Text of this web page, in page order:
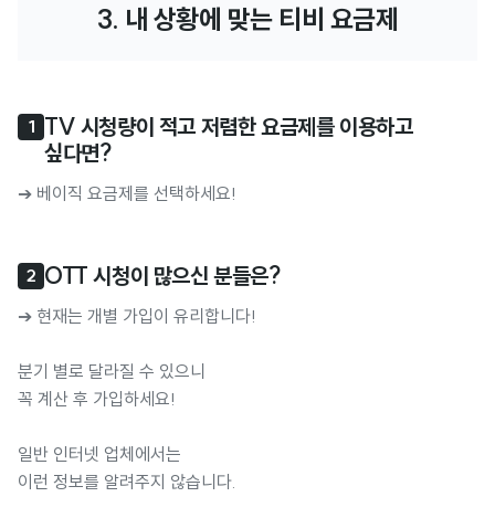
3. 내 상황에 맞는 티비 요금제
1 TV 시청량이 적고 저렴한 요금제를 이용하고
싶다면?
➔ 베이직 요금제를 선택하세요!
2 OTT 시청이 많으신 분들은?
➔ 현재는 개별 가입이 유리합니다!
분기 별로 달라질 수 있으니
꼭 계산 후 가입하세요!
일반 인터넷 업체에서는
이런 정보를 알려주지 않습니다.